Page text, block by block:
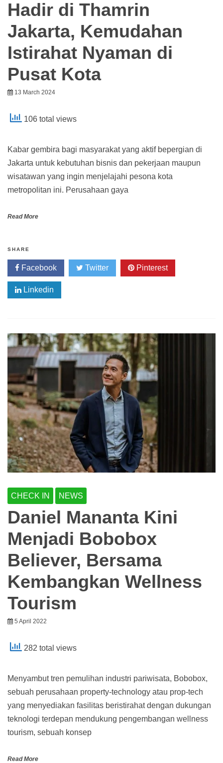
Hadir di Thamrin
Jakarta, Kemudahan
Istirahat Nyaman di
Pusat Kota
13 March 2024
106 total views
Kabar gembira bagi masyarakat yang aktif bepergian di
Jakarta untuk kebutuhan bisnis dan pekerjaan maupun
wisatawan yang ingin menjelajahi pesona kota
metropolitan ini. Perusahaan gaya
Read More
SHARE
Facebook Twitter Pinterest
Linkedin
CHECK IN NEWS
Daniel Mananta Kini
Menjadi Bobobox
Believer, Bersama
Kembangkan Wellness
Tourism
5 April 2022
282 total views
Menyambut tren pemulihan industri pariwisata, Bobobox,
sebuah perusahaan property-technology atau prop-tech
yang menyediakan fasilitas beristirahat dengan dukungan
teknologi terdepan mendukung pengembangan wellness
tourism, sebuah konsep
Read More